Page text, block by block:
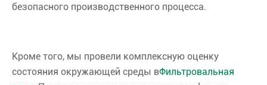
безопасного производственного процесса.
Кроме того, мы провели комплексную оценку
состояния окружающей среды вФильтровальная